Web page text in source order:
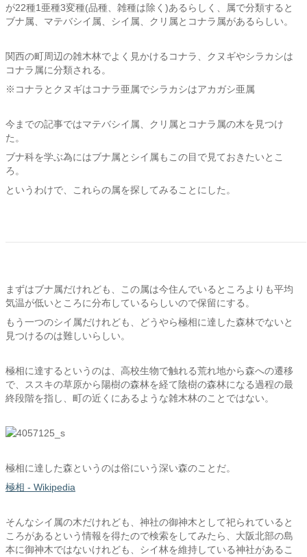
が22種1亜種3変種(品種、雑種は除く)あるらしく、属で分類すると
ブナ属、マテバシイ属、シイ属、クリ属とコナラ属があるらしい。
関西の町周辺の雑木林でよく見かけるコナラ、クヌギやシラカシは
コナラ属に分類される。
※コナラとクヌギはコナラ亜属でシラカシはアカガシ亜属
今までの記事ではマテバシイ属、クリ属とコナラ属の木を見つけ
た。
ブナ科を学ぶ為にはブナ属とシイ属もこの目で見ておきたいとこ
ろ。
というわけで、これらの属を探してみることにした。
まずはブナ属だけれども、この属は今住んでいるところよりも平均
気温が低いところに分布しているらしいので保留にする。
もう一つのシイ属だけれども、どうやら極相に達した森林でないと
見つけるのは難しいらしい。
極相に達するというのは、高校生物で触れる荒れ地から森への遷移
で、ススキの草原から陽樹の森林を経て陰樹の森林になる過程の最
終段階を指し、町の近くにあるような雑木林のことではない。
極相に達した森というのは俗にいう深い森のことだ。
極相 - Wikipedia
そんなシイ属の木だけれども、神社の御神木として祀られていると
ころがあるという情報を得たので検索をしてみたら、大阪北部の島
本に御神木ではないけれども、シイ林を維持している神社があるこ